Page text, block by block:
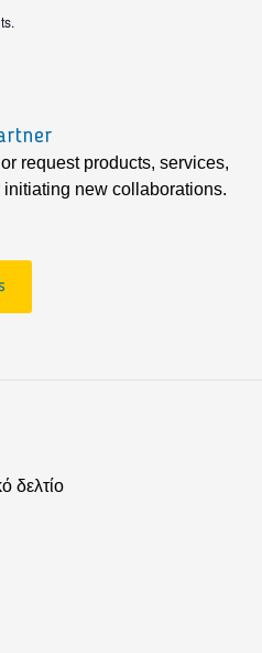
request products, services,
new collaborations.
δελτίο